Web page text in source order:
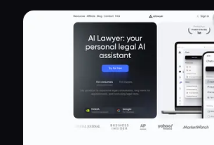
Comparer les outils
Toutes les catégories